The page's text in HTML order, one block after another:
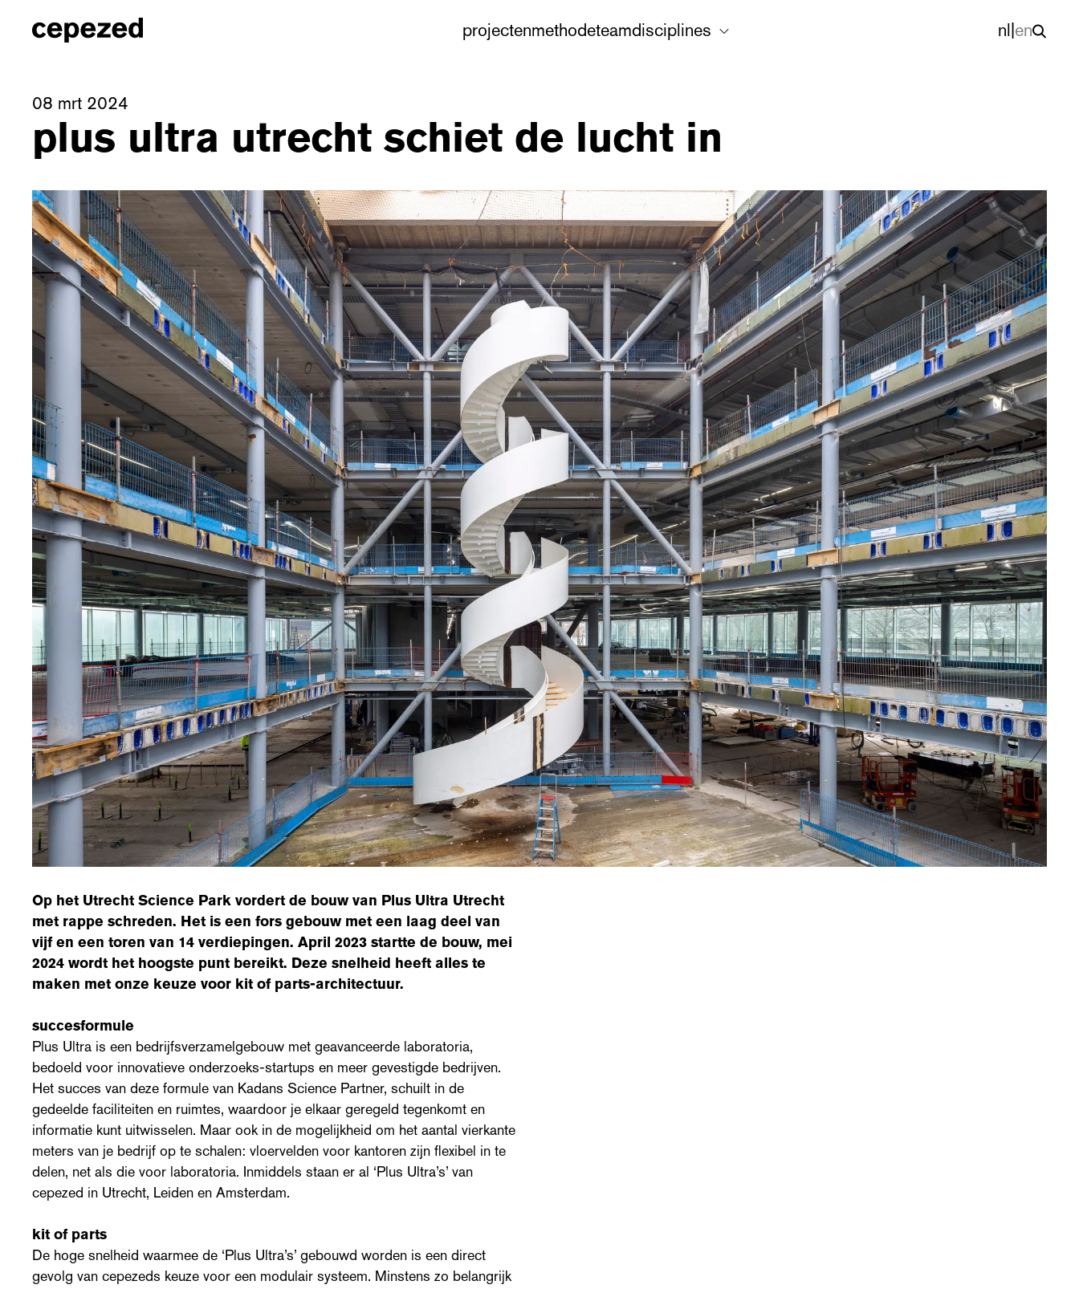
projectenmethodeteamdisciplines nl|en
08 mrt 2024
plus ultra utrecht schiet de lucht in
Op het Utrecht Science Park vordert de bouw van Plus Ultra Utrecht
met rappe schreden. Het is een fors gebouw met een laag deel van
vijf en een toren van 14 verdiepingen. April 2023 startte de bouw, mei
2024 wordt het hoogste punt bereikt. Deze snelheid heeft alles te
maken met onze keuze voor kit of parts-architectuur.
succesformule
Plus Ultra is een bedrijfsverzamelgebouw met geavanceerde laboratoria,
bedoeld voor innovatieve onderzoeks-startups en meer gevestigde bedrijven.
Het succes van deze formule van Kadans Science Partner, schuilt in de
gedeelde faciliteiten en ruimtes, waardoor je elkaar geregeld tegenkomt en
informatie kunt uitwisselen. Maar ook in de mogelijkheid om het aantal vierkante
meters van je bedrijf op te schalen: vloervelden voor kantoren zijn flexibel in te
delen, net als die voor laboratoria. Inmiddels staan er al ‘Plus Ultra’s’ van
cepezed in Utrecht, Leiden en Amsterdam.
kit of parts
De hoge snelheid waarmee de ‘Plus Ultra’s’ gebouwd worden is een direct
gevolg van cepezeds keuze voor een modulair systeem. Minstens zo belangrijk